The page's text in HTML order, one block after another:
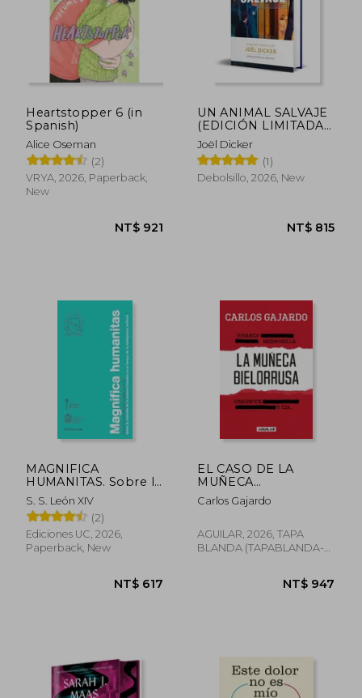
Heartstopper 6 (in
Spanish)
Alice Oseman
(2)
VRYA, 2026, Paperback,
New
UN ANIMAL SALVAJE
(EDICIÓN LIMITADA)
(in Spanish)
Joël Dicker
(1)
Debolsillo, 2026, New
MAGNIFICA
HUMANITAS. Sobre la
custodia de la
persona humana en
el tiempo de la
inteligencia artificial
(in Spanish)
S. S. León XIV
(2)
Ediciones UC, 2026,
Paperback, New
EL CASO DE LA
MUÑECA
BIELORRUSA (in
Spanish)
Carlos Gajardo
AGUILAR, 2026, TAPA
BLANDA (TAPABLANDA-